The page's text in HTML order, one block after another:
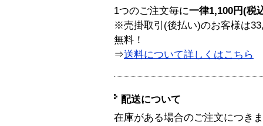
1つのご注文毎に一律1,100円(税
※売掛取引(後払い)のお客様は
無料！
⇒送料について詳しくはこちら
配送について
在庫がある場合のご注文につき